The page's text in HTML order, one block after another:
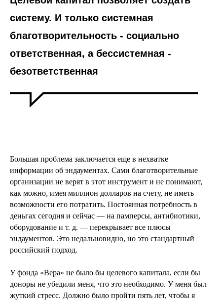
систему. И только системная
благотворительность - социально
ответственная, а бессистемная -
безответственная
Большая проблема заключается еще в нехватке
информации об эндаументах. Сами благотворительные
организации не верят в этот инструмент и не понимают,
как можно, имея миллион долларов на счету, не иметь
возможности его потратить. Постоянная потребность в
деньгах сегодня и сейчас — на памперсы, антибиотики,
оборудование и т. д. — перекрывает все плюсы
эндаументов. Это недальновидно, но это стандартный
российский подход.
У фонда «Вера» не было бы целевого капитала, если бы
доноры не убедили меня, что это необходимо. У меня был
жуткий стресс. Должно было пройти пять лет, чтобы я